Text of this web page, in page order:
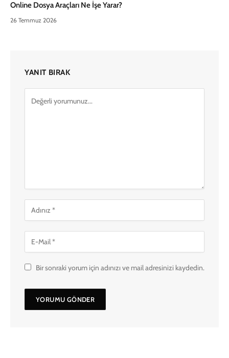
Online Dosya Araçları Ne İşe Yarar?
26 Temmuz 2026
YANIT BIRAK
Bir sonraki yorum için adınızı ve mail adresinizi kaydedin.